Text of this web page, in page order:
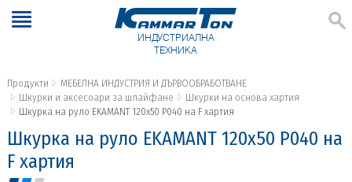
ИНДУСТРИАЛНА
ТЕХНИКА
Продукти
МЕБЕЛНА ИНДУСТРИЯ И ДЪРВООБРАБОТВАНЕ
Шкурки и аксесоари за шлайфане
Шкурки на основа хартия
Шкурка на руло EKAMANT 120х50 P040 на F хартия
Шкурка на руло EKAMANT 120х50 P040 на
F хартия